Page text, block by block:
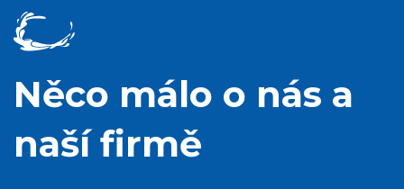
Něco málo o nás a
naší firmě